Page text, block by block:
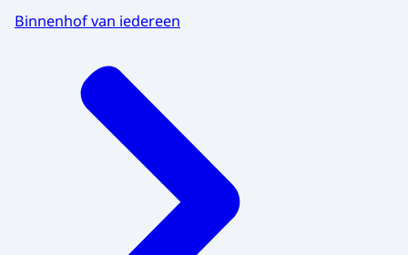
Binnenhof van iedereen